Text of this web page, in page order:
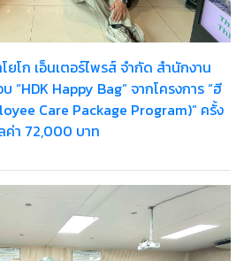
Care Package Program)” ครั้ง
ค่า 72,000 บาท